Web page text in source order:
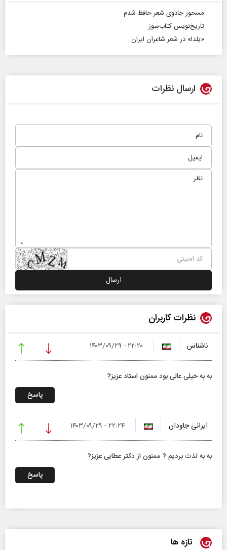
مسحور جادوی شعر حافظ شدم
تاریخ‌نویس کتاب‌سوز
«یلدا» در شعر شاعران ایران
ارسال نظرات
نظرات کاربران
ناشناس ۲۲:۲۰ - ۱۴۰۳/۰۹/۲۹
به به خیلی عالی بود ممنون استاد عزیز?
پاسخ
ایرانی جاودان ۲۲:۲۴ - ۱۴۰۳/۰۹/۲۹
به به لذت بردیم ? ممنون از دکتر عطایی عزیز?
پاسخ
تازه ها